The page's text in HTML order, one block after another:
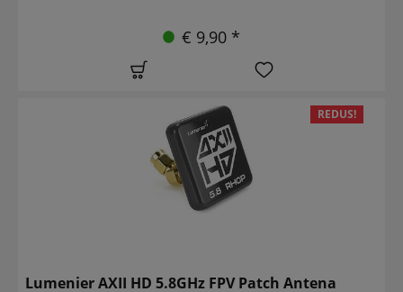
€ 9,90 *
REDUS!
Lumenier AXII HD 5.8GHz FPV Patch Antena